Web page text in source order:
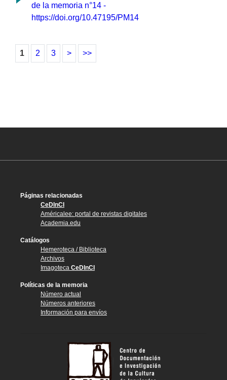
de la memoria n°14 -
https://doi.org/10.47195/PM14
1 2 3 > >>
Páginas relacionadas
CeDInCI
Américalee: portal de revistas digitales
Academia.edu
Catálogos
Hemeroteca / Biblioteca
Archivos
Imagoteca CeDInCI
Políticas de la memoria
Número actual
Números anteriores
Información para envíos